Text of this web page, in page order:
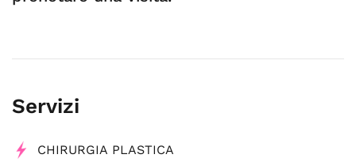
Servizi
CHIRURGIA PLASTICA